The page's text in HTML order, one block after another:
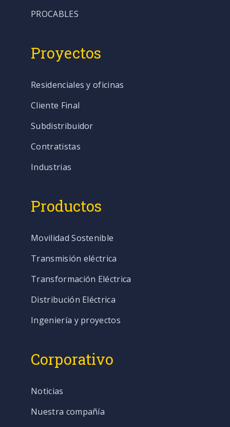
PROCABLES
Proyectos
Residenciales y oficinas
Cliente Final
Subdistribuidor
Contratistas
Industrias
Productos
Movilidad Sostenible
Transmisión eléctrica
Transformación Eléctrica
Distribución Eléctrica
Ingeniería y proyectos
Corporativo
Noticias
Nuestra compañía